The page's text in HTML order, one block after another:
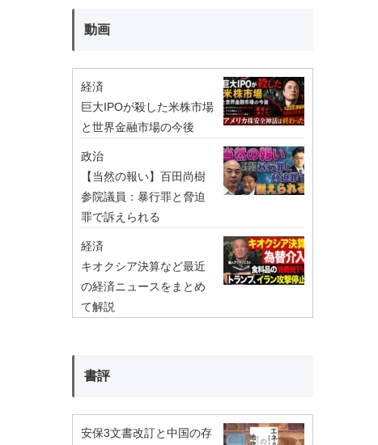
動画
経済
巨大IPOが殺した米株市場
と世界金融市場の今後
政治
【当然の報い】百田尚樹
参院議員：暴行罪と脅迫
罪で訴えられる
経済
キオクシア決算など最近
の経済ニュースをまとめ
て解説
書評
安保3文書改訂と中国の存